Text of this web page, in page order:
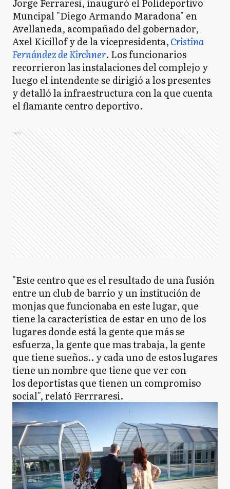
Muncipal "Diego Armando Maradona" en
Avellaneda, acompañado del gobernador,
Axel Kicillof y de la vicepresidenta,Cristina
Fernández de Kirchner. Los funcionarios
recorrieron las instalaciones del complejo y
luego el intendente se dirigió a los presentes
y detalló la infraestructura con la que cuenta
el flamante centro deportivo.
Ads
"Este centro que es el resultado de una fusión
entre un club de barrio y un institución de
monjas que funcionaba en este lugar, que
tiene la característica de estar en uno de los
lugares donde está la gente que más se
esfuerza, la gente que mas trabaja, la gente
que tiene sueños.. y cada uno de estos lugares
tiene un nombre que tiene que ver con
los deportistas que tienen un compromiso
social", relató Ferrraresi.